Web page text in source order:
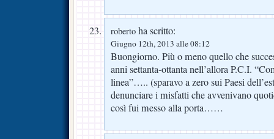
roberto ha scritto:
Giugno 12th, 2013 alle 08:12
Buongiorno. Più o meno quello che
anni settanta-ottanta nell’allora P.C.I.
linea”….. (sparavo a zero sui Paesi
denunciare i misfatti che avvenivano
così fui messo alla porta……